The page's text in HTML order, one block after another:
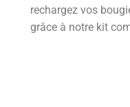
rechargez vos
grâce à notre kit